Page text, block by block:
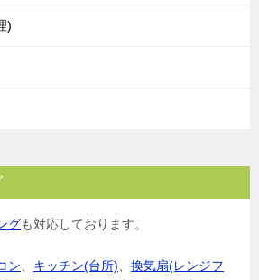
)
グも対応しております。
ン、 キッチン(台所)、 換気扇(レンジフ